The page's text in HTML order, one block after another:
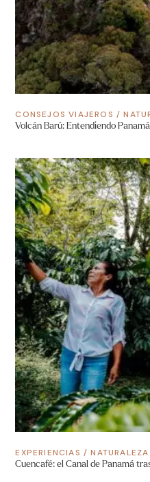
CONSEJOS VIAJEROS /
Volcán Barú: Entendiendo
EXPERIENCIAS /NATURALEZA
Cuencafé: el Canal de Panamá